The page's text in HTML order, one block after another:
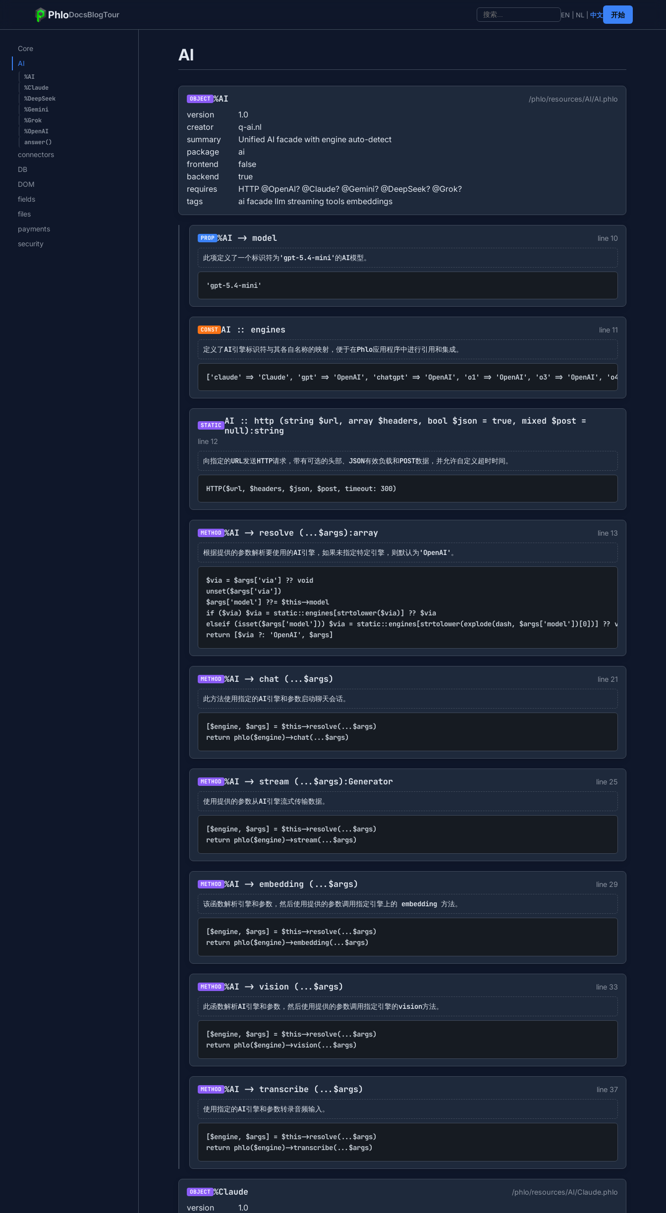
PhloDocsBlogTour EN NL 中文 开始
Core
AI
%AI
%Claude
%DeepSeek
%Gemini
%Grok
%OpenAI
answer()
connectors
DB
DOM
fields
files
payments
security
AI
OBJECT %AI /phlo/resources/AI/AI.phlo
version
1.0
creator
q-ai.nl
summary
Unified AI facade with engine auto-detect
package
ai
frontend
false
backend
true
requires
HTTP @OpenAI? @Claude? @Gemini? @DeepSeek? @Grok?
tags
ai facade llm streaming tools embeddings
PROP %AI -> model line 10
此项定义了一个标识符为'gpt-5.4-mini'的AI模型。
'gpt-5.4-mini'
CONST AI :: engines line 11
定义了AI引擎标识符与其各自名称的映射，便于在Phlo应用程序中进行引用和集成。
['claude' => 'Claude', 'gpt' => 'OpenAI', 'chatgpt' => 'OpenAI', 'o1' => 'OpenAI', 'o3' => 'OpenAI', 'o4' =>
STATIC AI :: http (string $url, array $headers, bool $json = true, mixed $post =
null) :string
line 12
向指定的URL发送HTTP请求，带有可选的头部、JSON有效负载和POST数据，并允许自定义超时时间。
HTTP($url, $headers, $json, $post, timeout: 300)
METHOD %AI -> resolve (...$args) :array line 13
根据提供的参数解析要使用的AI引擎，如果未指定特定引擎，则默认为'OpenAI'。
$via = $args['via'] ?? void
unset($args['via'])
$args['model'] ??= $this->model
if ($via) $via = static::engines[strtolower($via)] ?? $via
elseif (isset($args['model'])) $via = static::engines[strtolower(explode(dash, $args['model'])[0])] ?? void
return [$via ?: 'OpenAI', $args]
METHOD %AI -> chat (...$args) line 21
此方法使用指定的AI引擎和参数启动聊天会话。
[$engine, $args] = $this->resolve(...$args)
return phlo($engine)->chat(...$args)
METHOD %AI -> stream (...$args) :Generator line 25
使用提供的参数从AI引擎流式传输数据。
[$engine, $args] = $this->resolve(...$args)
return phlo($engine)->stream(...$args)
METHOD %AI -> embedding (...$args) line 29
该函数解析引擎和参数，然后使用提供的参数调用指定引擎上的 embedding 方法。
[$engine, $args] = $this->resolve(...$args)
return phlo($engine)->embedding(...$args)
METHOD %AI -> vision (...$args) line 33
此函数解析AI引擎和参数，然后使用提供的参数调用指定引擎的vision方法。
[$engine, $args] = $this->resolve(...$args)
return phlo($engine)->vision(...$args)
METHOD %AI -> transcribe (...$args) line 37
使用指定的AI引擎和参数转录音频输入。
[$engine, $args] = $this->resolve(...$args)
return phlo($engine)->transcribe(...$args)
OBJECT %Claude /phlo/resources/AI/Claude.phlo
version
1.0